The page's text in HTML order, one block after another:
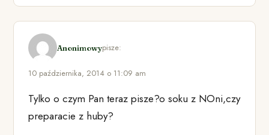
Anonimowypisze:
10 października, 2014 o 11:09 am
Tylko o czym Pan teraz pisze?o soku z NOni,czy
preparacie z huby?